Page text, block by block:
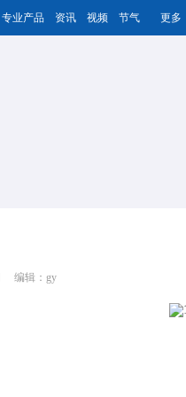
专业产品 资讯 视频 节气 更多
编辑：gy